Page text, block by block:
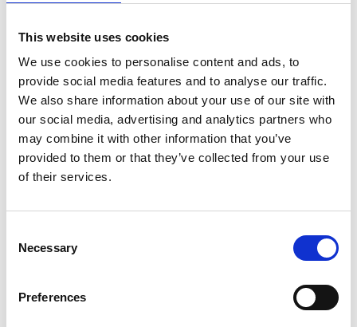
This website uses cookies
We use cookies to personalise content and ads, to
provide social media features and to analyse our traffic.
We also share information about your use of our site with
our social media, advertising and analytics partners who
may combine it with other information that you’ve
provided to them or that they’ve collected from your use
of their services.
Selection
Necessary
Preferences
spedita gratuitamente solo
all’interno dei paesi UE.
Il vincitore verrà annunciato il
27 Aprile 2016.